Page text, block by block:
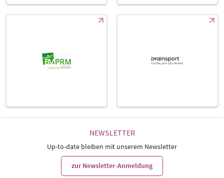
NEWSLETTER
Up-to-date bleiben mit unserem Newsletter
zur Newsletter-Anmeldung